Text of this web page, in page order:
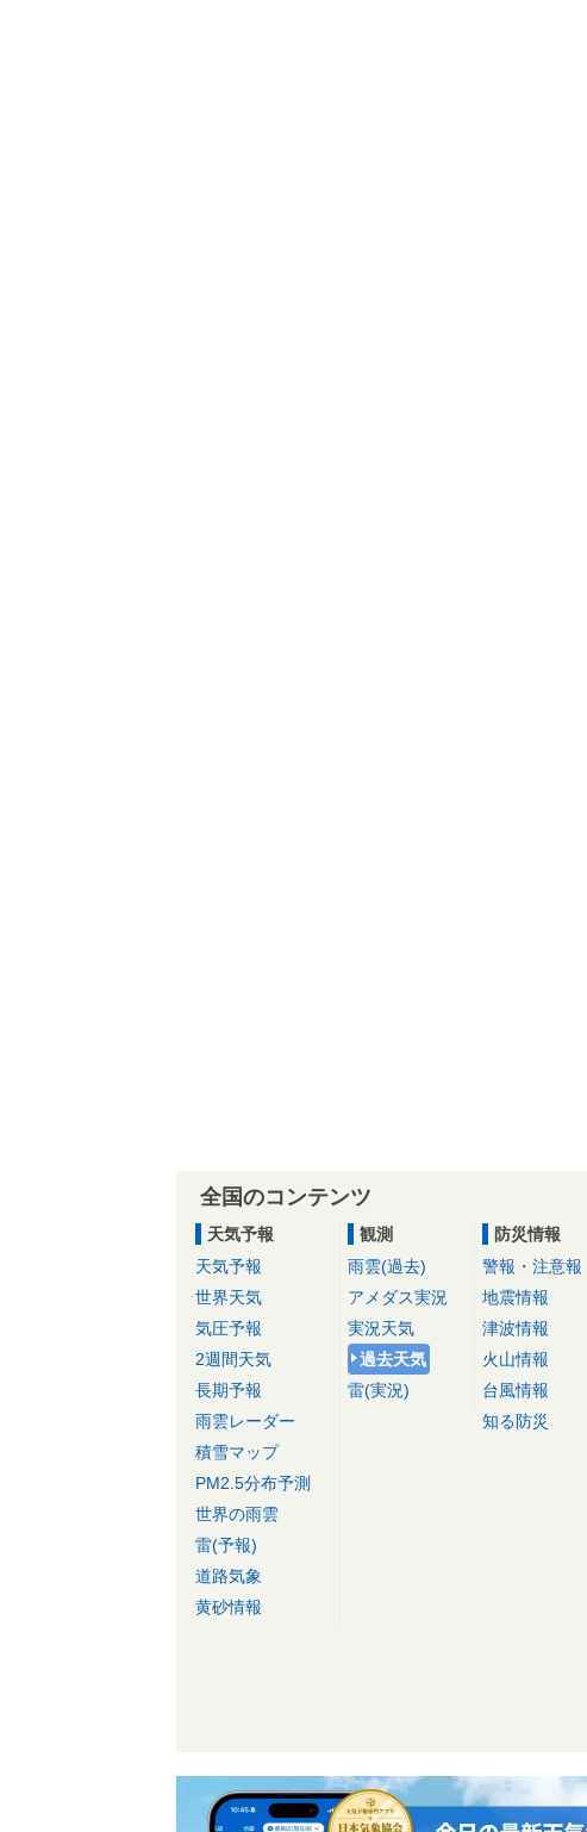
全国のコンテンツ
天気予報
天気予報
世界天気
気圧予報
2週間天気
長期予報
雨雲レーダー
積雪マップ
PM2.5分布予測
世界の雨雲
雷(予報)
道路気象
黄砂情報
観測
雨雲(過去)
アメダス実況
実況天気
過去天気
雷(実況)
防災情報
警報・注意報
地震情報
津波情報
火山情報
台風情報
知る防災